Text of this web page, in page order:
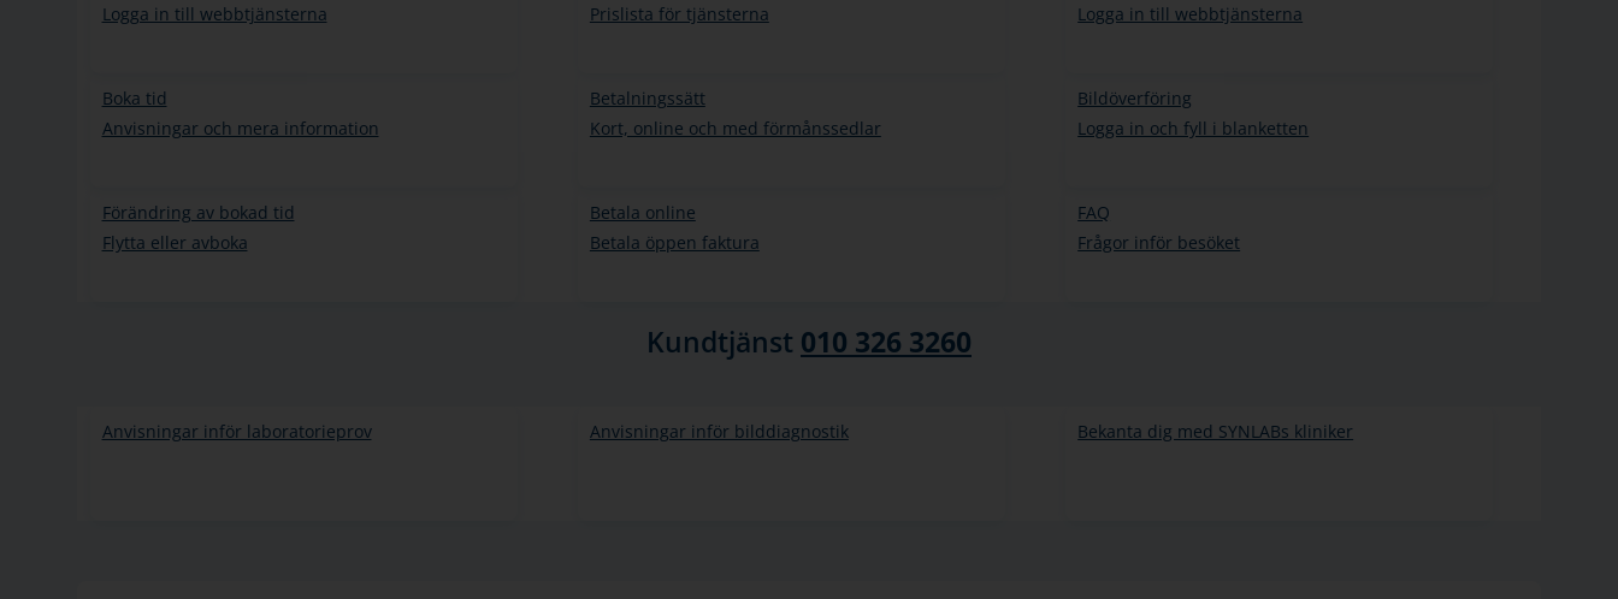
Logga in till webbtjänsterna
Boka tid
Anvisningar och mera information
Förändring av bokad tid
Flytta eller avboka
Prislista för tjänsterna
Betalningssätt
Kort, online och med förmånssedlar
Betala online
Betala öppen faktura
Logga in till webbtjänsterna
Bildöverföring
Logga in och fyll i blanketten
FAQ
Frågor inför besöket
Kundtjänst 010 326 3260
Anvisningar inför laboratorieprov Anvisningar inför bilddiagnostik Bekanta dig med SYNLABs kliniker